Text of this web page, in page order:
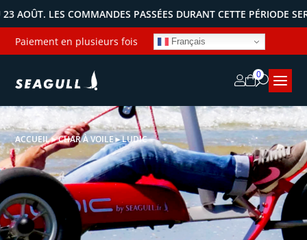
LES COMMANDES PASSÉES DURANT CETTE PÉRIODE SERONT
Paiement en plusieurs fois Français
0
ACCUEIL►CHAR À VOILE►LUDIC